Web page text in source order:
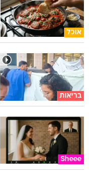
אוכל
בריאות
Sheee